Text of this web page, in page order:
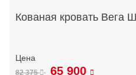
Кованая кровать Вега
82 375 65 900